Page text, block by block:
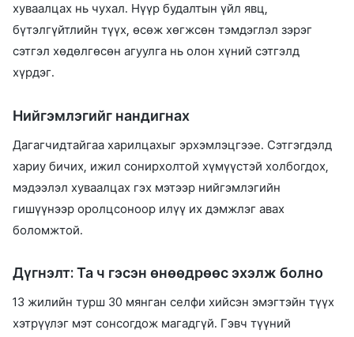
хуваалцах нь чухал. Нүүр будалтын үйл явц,
бүтэлгүйтлийн түүх, өсөж хөгжсөн тэмдэглэл зэрэг
сэтгэл хөдөлгөсөн агуулга нь олон хүний сэтгэлд
хүрдэг.
Нийгэмлэгийг нандигнах
Дагагчидтайгаа харилцахыг эрхэмлэцгээе. Сэтгэгдэлд
хариу бичих, ижил сонирхолтой хүмүүстэй холбогдох,
мэдээлэл хуваалцах гэх мэтээр нийгэмлэгийн
гишүүнээр оролцсоноор илүү их дэмжлэг авах
боломжтой.
Дүгнэлт: Та ч гэсэн өнөөдрөөс эхэлж болно
13 жилийн турш 30 мянган селфи хийсэн эмэгтэйн түүх
хэтрүүлэг мэт сонсогдож магадгүй. Гэвч түүний